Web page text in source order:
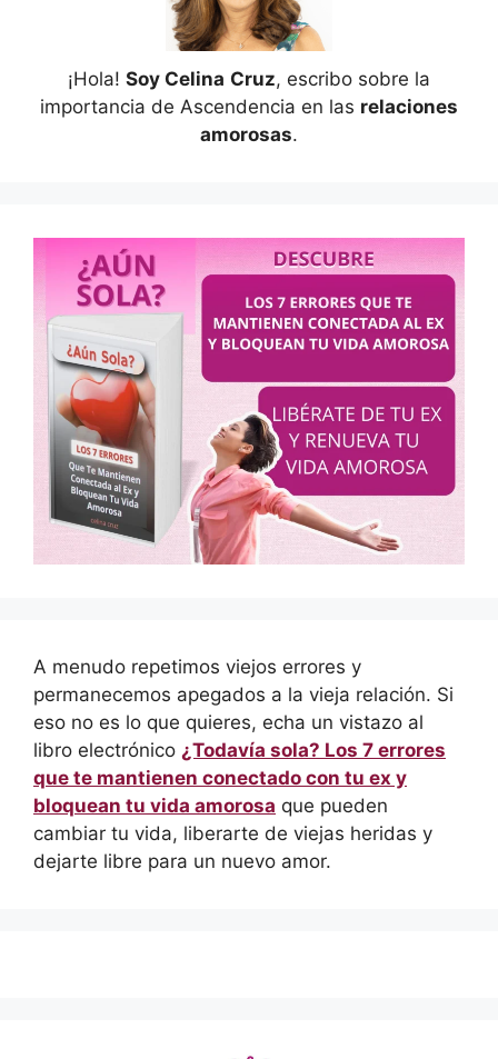
¡Hola! Soy Celina Cruz, escribo sobre la
importancia de Ascendencia en las relaciones
amorosas.
A menudo repetimos viejos errores y
permanecemos apegados a la vieja relación. Si
eso no es lo que quieres, echa un vistazo al
libro electrónico ¿Todavía sola? Los 7 errores
que te mantienen conectado con tu ex y
bloquean tu vida amorosa que pueden
cambiar tu vida, liberarte de viejas heridas y
dejarte libre para un nuevo amor.